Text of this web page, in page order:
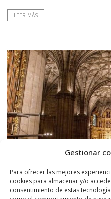
Gestionar
Para ofrecer las mejores
cookies para almacenar y/o
consentimiento de estas
LEER MÁS